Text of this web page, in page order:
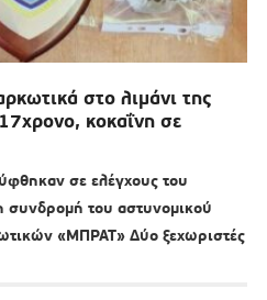
στο λιμάνι της
κοκαΐνη σε
σε ελέγχους του
συνδρομή του αστυνομικού
«ΜΠΡΑΤ» Δύο ξεχωριστές